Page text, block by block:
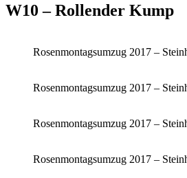
W10 – Rollender Kump
Rosenmontagsumzug 2017 –
Rosenmontagsumzug 2017 –
Rosenmontagsumzug 2017 –
Rosenmontagsumzug 2017 –